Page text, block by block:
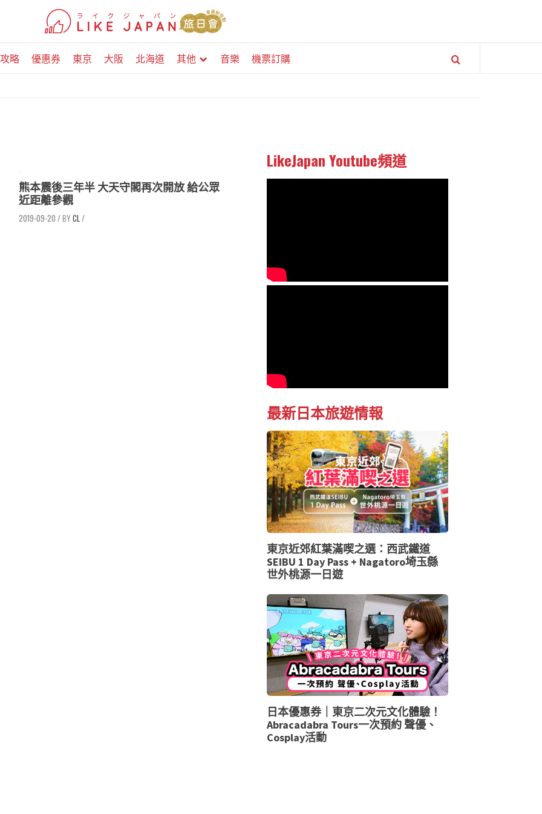
略 優惠券 東京 大阪 北海道 其他 音樂 機票訂購
熊本震後三年半 大天守閣再次開放 給公眾
近距離參觀
2019-09-20 / CL /
LikeJapan Youtube頻道
最新日本旅遊情報
東京近郊紅葉滿喫之選：西武鐵道
SEIBU 1 Day Pass + Nagatoro埼玉縣
世外桃源一日遊
日本優惠券｜東京二次元文化體驗！
Abracadabra Tours一次預約 聲優、
Cosplay活動